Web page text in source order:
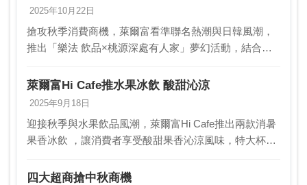
2025年10月22日
搶攻秋季消費商機，萊爾富看準聯名熱潮與日韓風潮，
推出「樂法 飲品×桃源深處有人家」夢幻活動，結合遊
銷民生商品。即日起至10月28日止，聯名活動開跑並…
萊爾富Hi Cafe推水果冰飲 酸甜沁涼
2025年9月18日
迎接秋季與水果飲品風潮，萊爾富Hi Cafe推出兩款消暑
果香冰飲 ，讓消費者享受酸甜果香沁涼風味，特大杯檸
口酸甜爽口、茶韻回甘；特大杯柳橙 氣泡美式…
四大超商搶中秋商機